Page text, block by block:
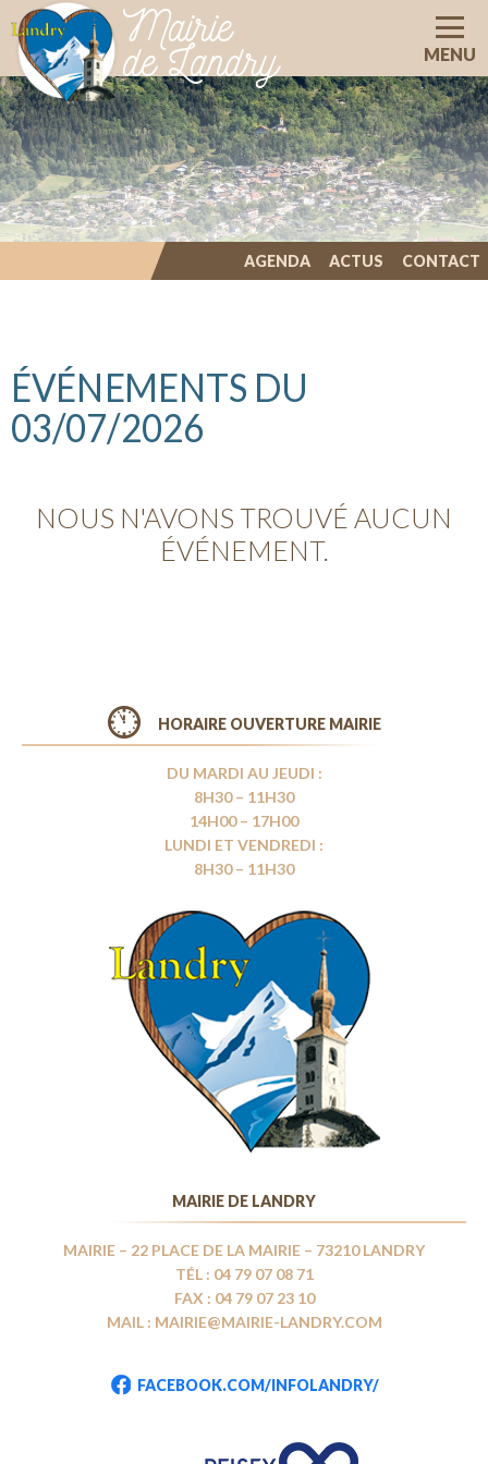
Mairie
de Landry
AGENDA ACTUS CONTACT
MENU
ÉVÉNEMENTS DU
03/07/2026
NOUS N'AVONS TROUVÉ AUCUN
ÉVÉNEMENT.
HORAIRE OUVERTURE MAIRIE
DU MARDI AU JEUDI :
8H30 – 11H30
14H00 – 17H00
LUNDI ET VENDREDI :
8H30 – 11H30
MAIRIE DE LANDRY
MAIRIE – 22 PLACE DE LA MAIRIE – 73210 LANDRY
TÉL : 04 79 07 08 71
FAX : 04 79 07 23 10
MAIL : MAIRIE@MAIRIE-LANDRY.COM
FACEBOOK.COM/INFOLANDRY/